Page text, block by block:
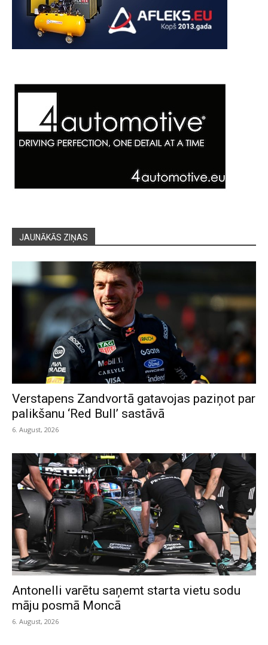
JAUNĀKĀS ZIŅAS
Verstapens Zandvortā gatavojas paziņot par
palikšanu ‘Red Bull’ sastāvā
6. August, 2026
Antonelli varētu saņemt starta vietu sodu
māju posmā Moncā
6. August, 2026